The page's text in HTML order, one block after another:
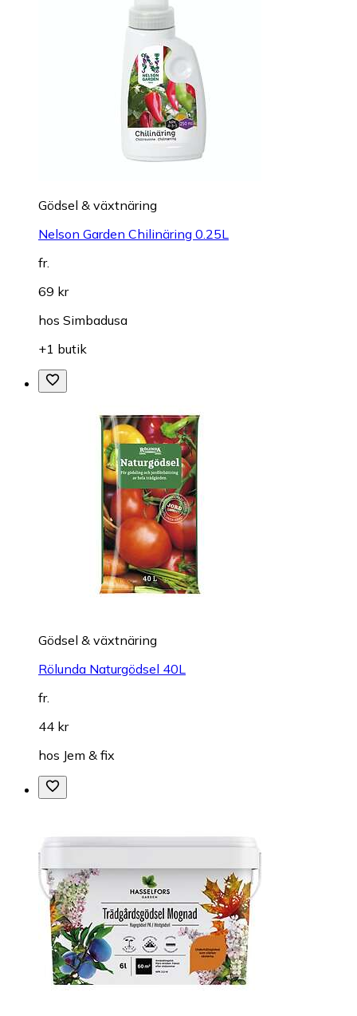
Gödsel & växtnäring
Nelson Garden Chilinäring 0.25L
fr.
69 kr
hos Simbadusa
+1 butik
Gödsel & växtnäring
Rölunda Naturgödsel 40L
fr.
44 kr
hos Jem & fix